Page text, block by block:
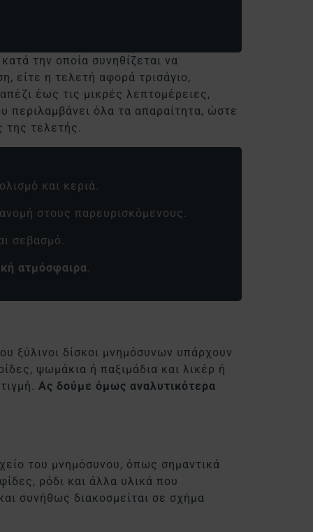
την οποία συνηθίζεται να
είτε η τελετή αφορά τρισάγιο,
έως τις μικρές λεπτομέρειες,
περιλαμβάνει όλα τα απαραίτητα, ώστε
της τελετής.
και κεριά.
στους παρευρισκόμενους.
σεβασμό.
ατμόσφαιρα.
ξύλινοι δίσκοι μνημόσυνων υπάρχουν
ψωμάκια ή παξιμάδια και λικέρ ή
Ας δούμε όμως αναλυτικότερα
του μνημόσυνου, όπως σημαντικά
ρόδι και άλλα υλικά που
συνήθως διακοσμείται σε σχήμα